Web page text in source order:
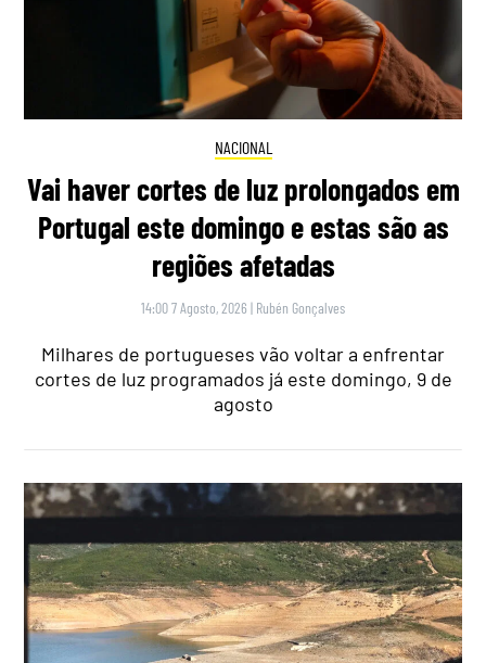
NACIONAL
Vai haver cortes de luz prolongados em
Portugal este domingo e estas são as
regiões afetadas
14:00 7 Agosto, 2026 | Rubén Gonçalves
Milhares de portugueses vão voltar a enfrentar
cortes de luz programados já este domingo, 9 de
agosto